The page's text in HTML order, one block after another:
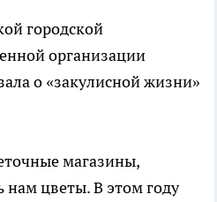
городской
организации
о «закулисной жизни»
магазины,
нам цветы. В этом году